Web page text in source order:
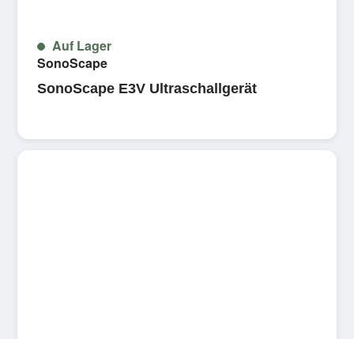
Auf Lager
SonoScape
SonoScape E3V Ultraschallgerät